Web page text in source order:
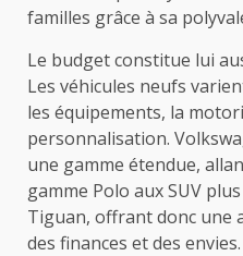
familles grâce à sa
Le budget constitue lui
Les véhicules neufs
les équipements, la
personnalisation.
une gamme étendue,
gamme Polo aux SUV
Tiguan, offrant donc une
des finances et des envies.